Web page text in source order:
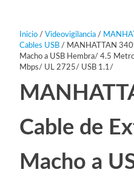
Inicio/ Videovigilancia/
Cables USB/ MANHATTAN
Macho a USB Hembra/ 4.5
Mbps/ UL 2725/ USB 1.1/
Cable de
Macho a